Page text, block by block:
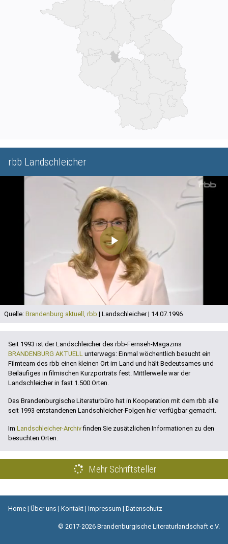
rbb Landschleicher
Play
Video
Quelle: Brandenburg aktuell, rbb | Landschleicher | 14.07.1996
Seit 1993 ist der Landschleicher des rbb-Fernseh-Magazins
BRANDENBURG AKTUELL unterwegs: Einmal wöchentlich besucht ein
Filmteam des rbb einen kleinen Ort im Land und hält Bedeutsames und
Beiläufiges in filmischen Kurzporträts fest. Mittlerweile war der
Landschleicher in fast 1.500 Orten.
Das Brandenburgische Literaturbüro hat in Kooperation mit dem rbb alle
seit 1993 entstandenen Landschleicher-Folgen hier verfügbar gemacht.
Im Landschleicher-Archivfinden Sie zusätzlichen Informationen zu den
besuchten Orten.
Mehr Schriftsteller
Home | Über uns | Kontakt | Impressum | Datenschutz
© 2017-2026 Brandenburgische Literaturlandschaft e.V.